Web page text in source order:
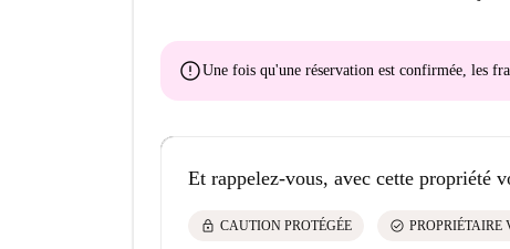
errorUne fois qu'une réservation est confirmée, les
Et rappelez-vous, avec cette propriété
lock CAUTION PROTÉGÉE check_circle PROPRIÉTAIRE